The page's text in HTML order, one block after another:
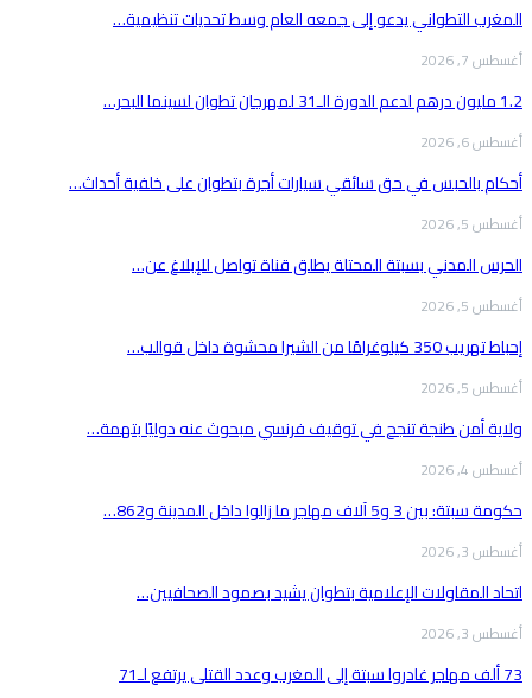
المغرب التطواني يدعو إلى جمعه العام وسط تحديات تنظيمية…
أغسطس 7, 2026
1.2 مليون درهم لدعم الدورة الـ31 لمهرجان تطوان لسينما البحر…
أغسطس 6, 2026
أحكام بالحبس في حق سائقي سيارات أجرة بتطوان على خلفية أحداث…
أغسطس 5, 2026
الحرس المدني بسبتة المحتلة يطلق قناة تواصل للإبلاغ عن…
أغسطس 5, 2026
إحباط تهريب 350 كيلوغرامًا من الشيرا محشوة داخل قوالب…
أغسطس 5, 2026
ولاية أمن طنجة تنجح في توقيف فرنسي مبحوث عنه دوليًا بتهمة…
أغسطس 4, 2026
حكومة سبتة: بين 3 و5 آلاف مهاجر ما زالوا داخل المدينة و862…
أغسطس 3, 2026
اتحاد المقاولات الإعلامية بتطوان يشيد بصمود الصحافيين…
أغسطس 3, 2026
73 ألف مهاجر غادروا سبتة إلى المغرب وعدد القتلى يرتفع لـ71